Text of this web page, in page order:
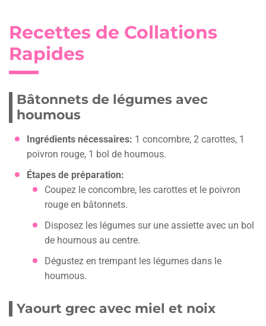
Recettes de Collations
Rapides
Bâtonnets de légumes avec
houmous
Ingrédients nécessaires: 1 concombre, 2 carottes, 1
poivron rouge, 1 bol de houmous.
Étapes de préparation:
Coupez le concombre, les carottes et le poivron
rouge en bâtonnets.
Disposez les légumes sur une assiette avec un bol
de houmous au centre.
Dégustez en trempant les légumes dans le
houmous.
Yaourt grec avec miel et noix